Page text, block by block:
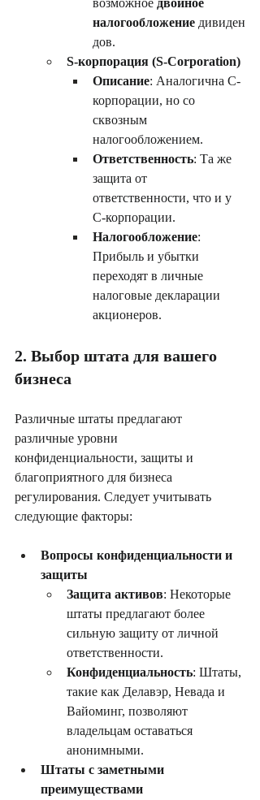
налогообложение дивиден
дов.
S-корпорация (S-Corporation)
Описание: Аналогична C-
корпорации, но со
сквозным
налогообложением.
Ответственность: Та же
защита от
ответственности, что и у
C-корпорации.
Налогообложение:
Прибыль и убытки
переходят в личные
налоговые декларации
акционеров.
2. Выбор штата для вашего
бизнеса
Различные штаты предлагают
различные уровни
конфиденциальности, защиты и
благоприятного для бизнеса
регулирования. Следует учитывать
следующие факторы:
Вопросы конфиденциальности и
защиты
Защита активов: Некоторые
штаты предлагают более
сильную защиту от личной
ответственности.
Конфиденциальность: Штаты,
такие как Делавэр, Невада и
Вайоминг, позволяют
владельцам оставаться
анонимными.
Штаты с заметными
преимуществами